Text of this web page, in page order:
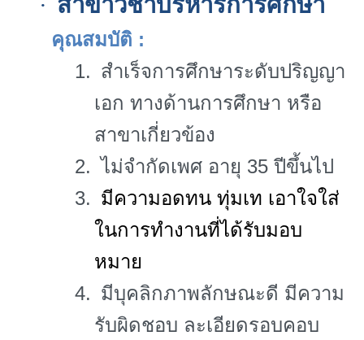
คุณสมบัติ :
1. สำเร็จการศึกษาระดับปริญญา
เอก ทางด้านการศึกษา หรือ
สาขาเกี่ยวข้อง
2. ไม่จำกัดเพศ อายุ 35 ปีขึ้นไป
3. มีความอดทน ทุ่มเท เอาใจใส่
ในการทำงานที่ได้รับมอบ
หมาย
4. มีบุคลิกภาพลักษณะดี มีความ
รับผิดชอบ ละเอียดรอบคอบ